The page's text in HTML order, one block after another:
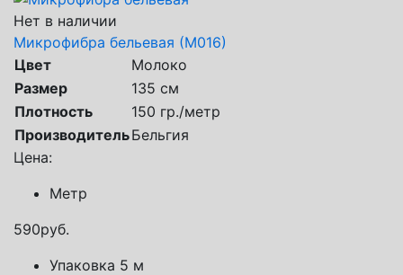
Нет в наличии
Микрофибра бельевая (М016)
Цвет
Молоко
Размер
135 см
Плотность
150 гр./метр
ПроизводительБельгия
Цена:
Метр
590руб.
Упаковка 5 м